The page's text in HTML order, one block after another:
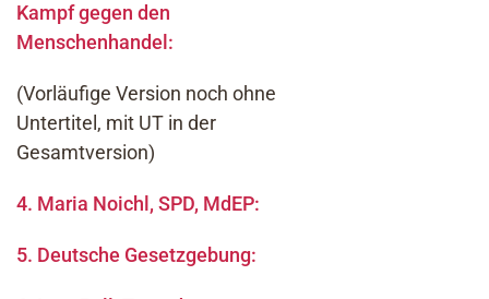
Kampf gegen den
Menschenhandel:
(Vorläufige Version noch ohne
Untertitel, mit UT in der
Gesamtversion)
4. Maria Noichl, SPD, MdEP:
5. Deutsche Gesetzgebung: